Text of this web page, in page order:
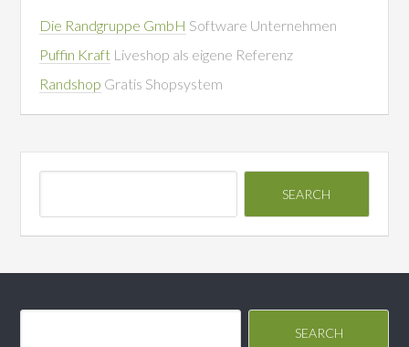
Die Randgruppe GmbH Software Unternehmen
Puffin Kraft Liveshop als eigene Referenz
Randshop Gratis Shopsystem